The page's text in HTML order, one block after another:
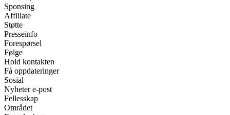
Sponsing
Affiliate
Støtte
Presseinfo
Forespørsel
Følge
Hold kontakten
Få oppdateringer
Sosial
Nyheter e-post
Fellesskap
Området